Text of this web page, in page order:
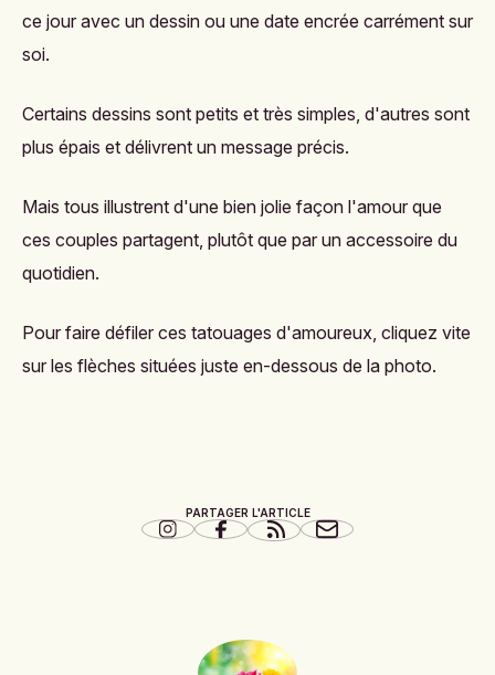
ce jour avec un dessin ou une date encrée carrément sur
soi.
Certains dessins sont petits et très simples, d'autres sont
plus épais et délivrent un message précis.
Mais tous illustrent d'une bien jolie façon l'amour que
ces couples partagent, plutôt que par un accessoire du
quotidien.
Pour faire défiler ces tatouages d'amoureux, cliquez vite
sur les flèches situées juste en-dessous de la photo.
PARTAGER L'ARTICLE